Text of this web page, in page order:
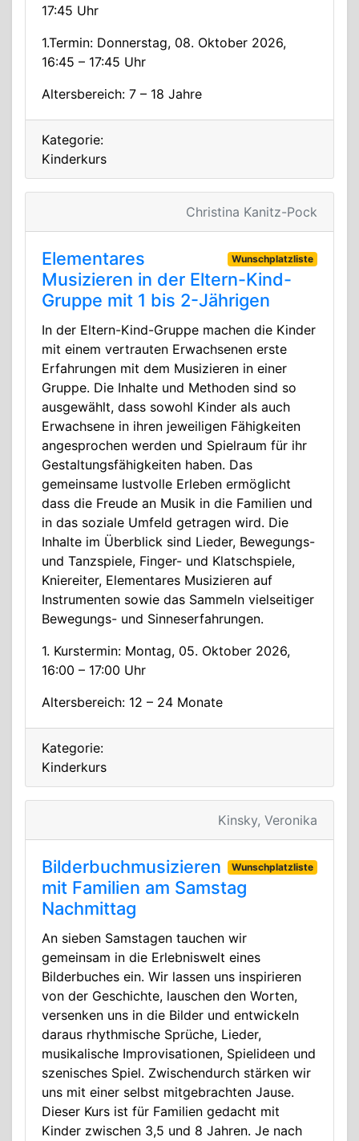
17:45 Uhr
1.Termin: Donnerstag, 08. Oktober 2026,
16:45 – 17:45 Uhr
Altersbereich: 7 – 18 Jahre
Kategorie:
Kinderkurs
Christina Kanitz-Pock
Wunschplatzliste
Elementares
Musizieren in der Eltern-Kind-
Gruppe mit 1 bis 2-Jährigen
In der Eltern-Kind-Gruppe machen die Kinder
mit einem vertrauten Erwachsenen erste
Erfahrungen mit dem Musizieren in einer
Gruppe. Die Inhalte und Methoden sind so
ausgewählt, dass sowohl Kinder als auch
Erwachsene in ihren jeweiligen Fähigkeiten
angesprochen werden und Spielraum für ihr
Gestaltungsfähigkeiten haben. Das
gemeinsame lustvolle Erleben ermöglicht
dass die Freude an Musik in die Familien und
in das soziale Umfeld getragen wird. Die
Inhalte im Überblick sind Lieder, Bewegungs-
und Tanzspiele, Finger- und Klatschspiele,
Kniereiter, Elementares Musizieren auf
Instrumenten sowie das Sammeln vielseitiger
Bewegungs- und Sinneserfahrungen.
1. Kurstermin: Montag, 05. Oktober 2026,
16:00 – 17:00 Uhr
Altersbereich: 12 – 24 Monate
Kategorie:
Kinderkurs
Kinsky, Veronika
Wunschplatzliste
Bilderbuchmusizieren
mit Familien am Samstag
Nachmittag
An sieben Samstagen tauchen wir
gemeinsam in die Erlebniswelt eines
Bilderbuches ein. Wir lassen uns inspirieren
von der Geschichte, lauschen den Worten,
versenken uns in die Bilder und entwickeln
daraus rhythmische Sprüche, Lieder,
musikalische Improvisationen, Spielideen und
szenisches Spiel. Zwischendurch stärken wir
uns mit einer selbst mitgebrachten Jause.
Dieser Kurs ist für Familien gedacht mit
Kinder zwischen 3,5 und 8 Jahren. Je nach